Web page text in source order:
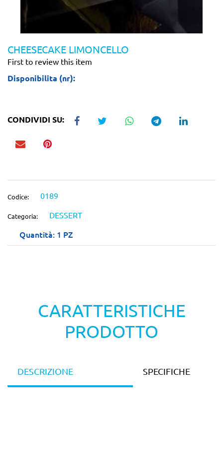
CHEESECAKE LIMONCELLO
First to review this item
Disponibilita (nr):
CONDIVIDI SU:
Codice: 0189
Categoria: DESSERT
Quantità: 1 PZ
CARATTERISTICHE
PRODOTTO
DESCRIZIONE SPECIFICHE